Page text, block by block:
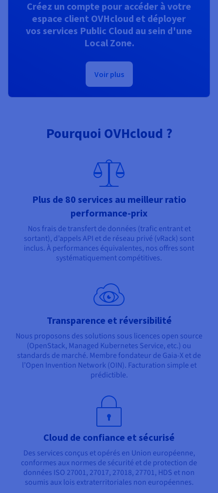
Créez un compte pour accéder à votre
espace client OVHcloud et déployer
vos services Public Cloud au sein d'une
Local Zone.
Voir plus
Pourquoi OVHcloud ?
Plus de 80 services au meilleur ratio
performance-prix
Nos frais de transfert de données (trafic entrant et
sortant), d’appels API et de réseau privé (vRack) sont
inclus. À performances équivalentes, nos offres sont
systématiquement compétitives.
Transparence et réversibilité
Nous proposons des solutions sous licences open source
(OpenStack, Managed Kubernetes Service, etc.) ou
standards de marché. Membre fondateur de Gaia-X et de
l’Open Invention Network (OIN). Facturation simple et
prédictible.
Cloud de confiance et sécurisé
Des services conçus et opérés en Union européenne,
conformes aux normes de sécurité et de protection de
données ISO 27001, 27017, 27018, 27701, HDS et non
soumis aux lois extraterritoriales non européennes.